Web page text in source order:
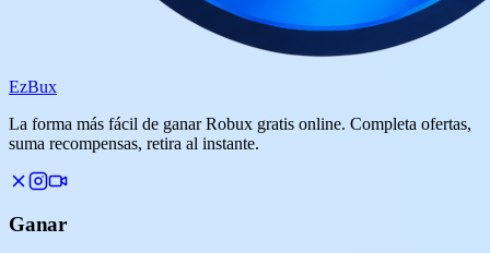
EzBux
La forma más fácil de ganar Robux gratis online. Completa ofertas,
suma recompensas, retira al instante.
Ganar